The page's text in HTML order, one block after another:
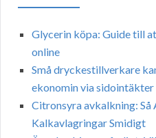
Glycerin köpa: Guide till
online
Små dryckestillverkare
ekonomin via sidointäkter
Citronsyra avkalkning: Så
Kalkavlagringar Smidigt